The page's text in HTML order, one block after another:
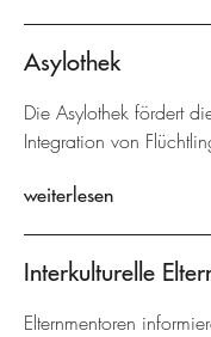
Asylothek
Die Asylothek fördert
Integration von
weiterlesen
Interkulturelle
Elternmentoren